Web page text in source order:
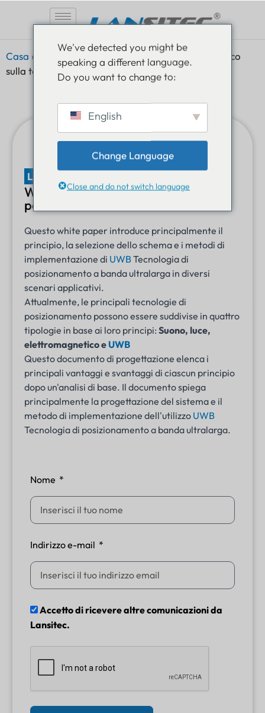
contenuto
Casa » Documenti tecnici» UWB
Documento tecnico
sulla tecnologia di posizionamento
LIBRO BIANCO
Whitepaper sulla tecnologia di
posizionamento UWB
Questo white paper introduce principalmente il
principio, la selezione dello schema e i metodi di
implementazione di UWBTecnologia di
posizionamento a banda ultralarga in diversi
scenari applicativi.
Attualmente, le principali tecnologie di
posizionamento possono essere suddivise in quattro
tipologie in base ai loro principi: Suono, luce,
elettromagnetico e UWB
Questo documento di progettazione elenca i
principali vantaggi e svantaggi di ciascun principio
dopo un'analisi di base. Il documento spiega
principalmente la progettazione del sistema e il
metodo di implementazione dell'utilizzo UWB
Tecnologia di posizionamento a banda ultralarga.
Nome
Indirizzo e-mail
Accetto di ricevere altre comunicazioni da
Lansitec.
We've detected you might be
speaking a different language.
Do you want to change to:
English
Change Language
Close and do not switch language